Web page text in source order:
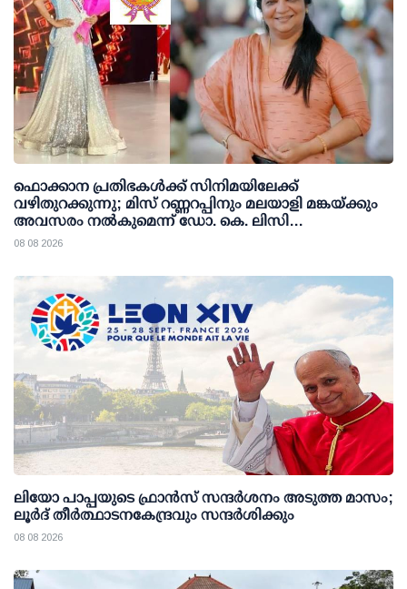
ഫൊക്കാന പ്രതിഭകള്‍ക്ക് സിനിമയിലേക്ക്
വഴിതുറക്കുന്നു; മിസ് റണ്ണറപ്പിനും മലയാളി മങ്കയ്ക്കും
അവസരം നല്‍കുമെന്ന് ഡോ. കെ. ലിസി
ഫെര്‍ണാണ്ടസ്
08 08 2026
ലിയോ പാപ്പയുടെ ഫ്രാൻസ് സന്ദർശനം അടുത്ത മാസം;
ലൂർദ് തീർത്ഥാടനകേന്ദ്രവും സന്ദർശിക്കും
08 08 2026